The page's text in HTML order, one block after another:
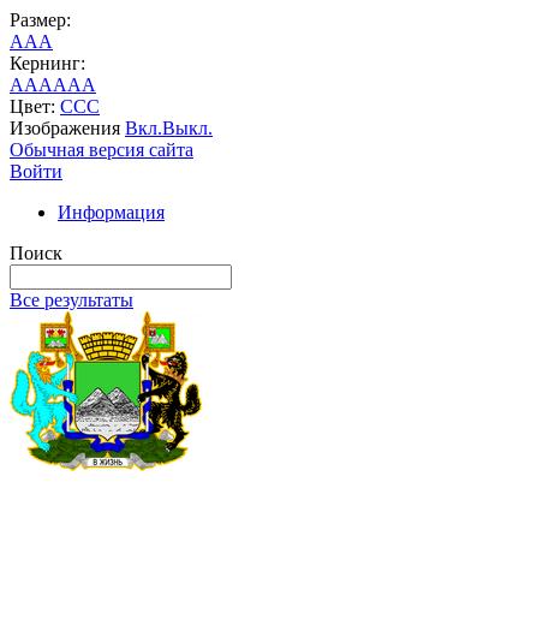
Размер:
AAA
Кернинг:
AAAAAA
Цвет: CCC
Изображения Вкл.Выкл.
Обычная версия сайта
Войти
Информация
Поиск
Все результаты